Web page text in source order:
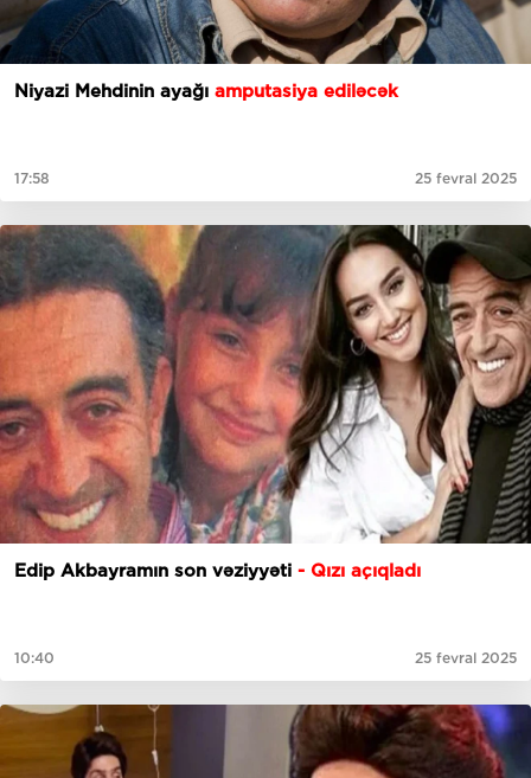
Niyazi Mehdinin ayağı amputasiya ediləcək
17:58 25 fevral 2025
Edip Akbayramın son vəziyyəti - Qızı açıqladı
10:40 25 fevral 2025